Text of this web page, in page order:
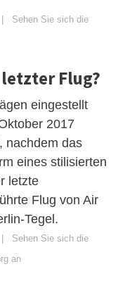
Sehen Sie sich die
Flug?
eingestellt
2017
nachdem das
eines stilisierten
letzte
Flug von Air
Tegel.
Sehen Sie sich die
an